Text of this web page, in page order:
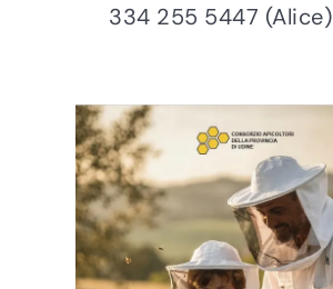
334 255 5447 (Alice)